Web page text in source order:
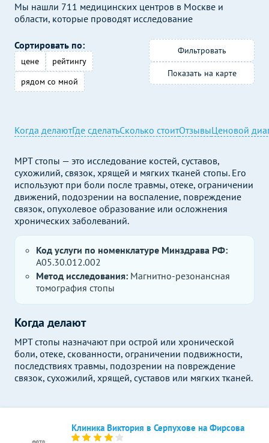
Мы нашли 711 медицинских центров в Москве и
области, которые проводят исследование
Сортировать по:
цене
рейтингу
рядом со мной
Фильтровать
Показать на карте
Когда делаютГде сделатьСколько стоитОтзывыЦеновой
МРТ стопы — это исследование костей, суставов,
сухожилий, связок, хрящей и мягких тканей стопы. Его
используют при боли после травмы, отеке, ограничении
движений, подозрении на воспаление, повреждение
связок, опухолевое образование или осложнения
хронических заболеваний.
Код услуги по номенклатуре Минздрава РФ:
A05.30.012.002
Метод исследования: Магнитно-резонансная
томография стопы
Когда делают
МРТ стопы назначают при острой или хронической
боли, отеке, скованности, ограничении подвижности,
последствиях травмы, подозрении на повреждение
связок, сухожилий, хрящей, суставов или мягких тканей.
Клиника Виктория в Серпухове на Фирсова